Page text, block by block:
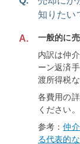
知りたい
A.
一般的に
内訳は仲
ーン返済
渡所得税な
各費用の
ください。
参考：仲
る代表的